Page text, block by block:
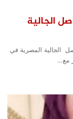
الجالية
الجالية المصرية في
مع…